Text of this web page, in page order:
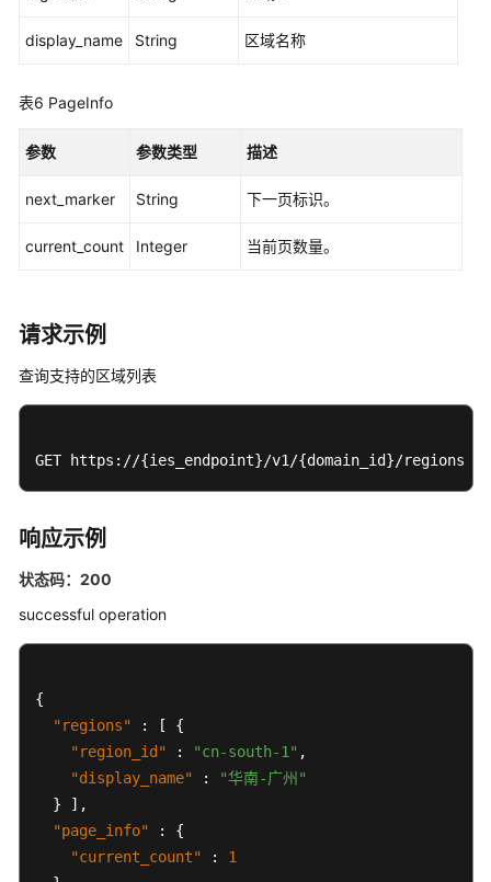
域
-
区
边
站
控
柜
限
和
授
项
API
附
录
display_name String 区域名称
表6 PageInfo
参数 参数类型 描述
next_marker String 下一页标识。
current_count Integer 当前页数量。
请求示例
查询支持的区域列表
GET https://{ies_endpoint}/v1/{domain_id}/regions
响应示例
状态码：200
successful operation
{
"regions"
: [
{
"region_id"
: "cn-south-1" ,
"display_name"
:
"华南-广州"
}
] ,
"page_info"
:
{
"current_count"
:
1